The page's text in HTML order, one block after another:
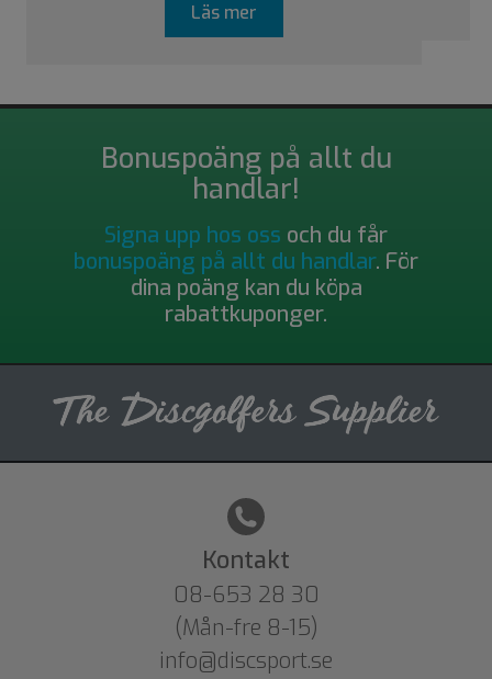
Läs mer
Bonuspoäng på allt du
handlar!
Signa upp hos oss och du får
bonuspoäng på allt du handlar. För
dina poäng kan du köpa
rabattkuponger.
Kontakt
08-653 28 30
(Mån-fre 8-15)
info@discsport.se